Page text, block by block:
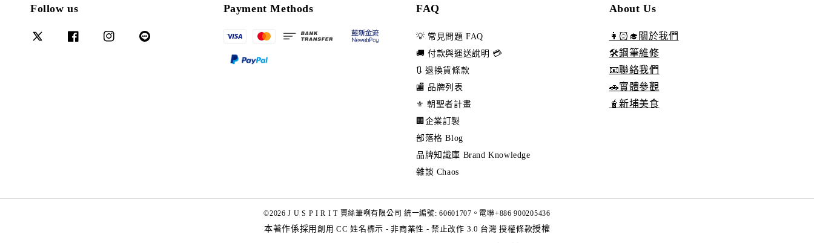
Follow us Payment Methods FAQ
💡 常見問題 FAQ
🚚 付款與運送說明 💳
🔃 退換貨條款
🏬 品牌列表
⚜️ 朝聖者計畫
🏢企業訂製
部落格 Blog
品牌知識庫 Brand Knowledge
雜談 Chaos
About Us
👩🏻‍🎓關於我們
🛠️鋼筆維修
📧聯絡我們
🚗實體參觀
🧋新埔美食
©2026 J U S P I R I T 賈絲筆咧有限公司 統一編號: 60601707。電聯+886 900205436
本著作係採用創用 CC 姓名標示 - 非商業性 - 禁止改作 3.0 台灣 授權條款授權